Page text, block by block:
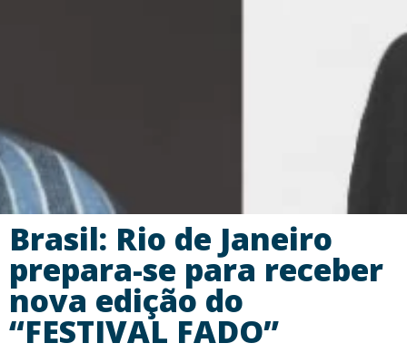
Brasil: Rio de Janeiro
prepara-se para receber
nova edição do
“FESTIVAL FADO”